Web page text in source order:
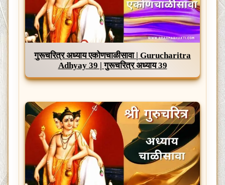
गुरूचरित्र अध्याय एकोणचाळीसावा | Gurucharitra
Adhyay 39 | गुरूचरित्र अध्याय 39